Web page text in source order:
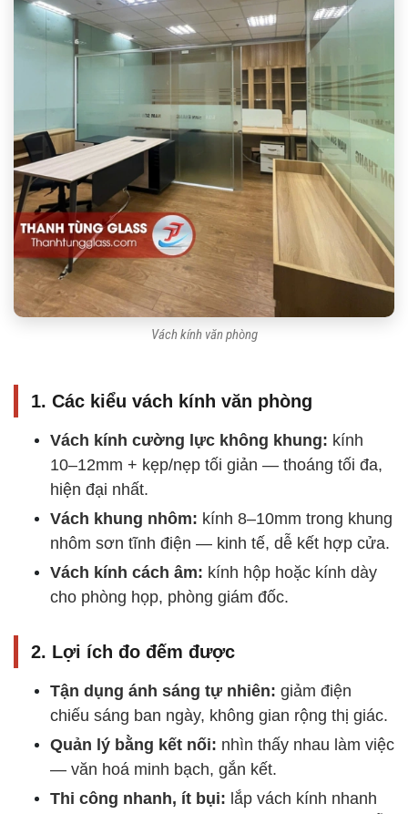
Vách kính văn phòng
1. Các kiểu vách kính văn phòng
Vách kính cường lực không khung: kính
10–12mm + kẹp/nẹp tối giản — thoáng tối đa,
hiện đại nhất.
Vách khung nhôm: kính 8–10mm trong khung
nhôm sơn tĩnh điện — kinh tế, dễ kết hợp cửa.
Vách kính cách âm: kính hộp hoặc kính dày
cho phòng họp, phòng giám đốc.
2. Lợi ích đo đếm được
Tận dụng ánh sáng tự nhiên: giảm điện
chiếu sáng ban ngày, không gian rộng thị giác.
Quản lý bằng kết nối: nhìn thấy nhau làm việc
— văn hoá minh bạch, gắn kết.
Thi công nhanh, ít bụi: lắp vách kính nhanh